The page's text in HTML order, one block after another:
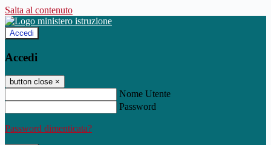
Salta al contenuto
Accedi
Accedi
button close ×
Nome Utente
Password
Password dimenticata?